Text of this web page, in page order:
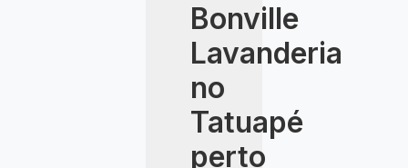
Bonville
Lavanderia
no
Tatuapé
perto